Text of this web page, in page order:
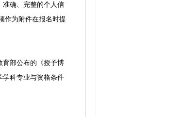
准确、完整的个人信
作为附件在报名时提
部公布的《授予博
学科专业与资格条件